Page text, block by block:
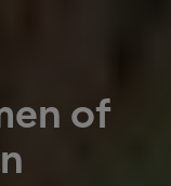
of